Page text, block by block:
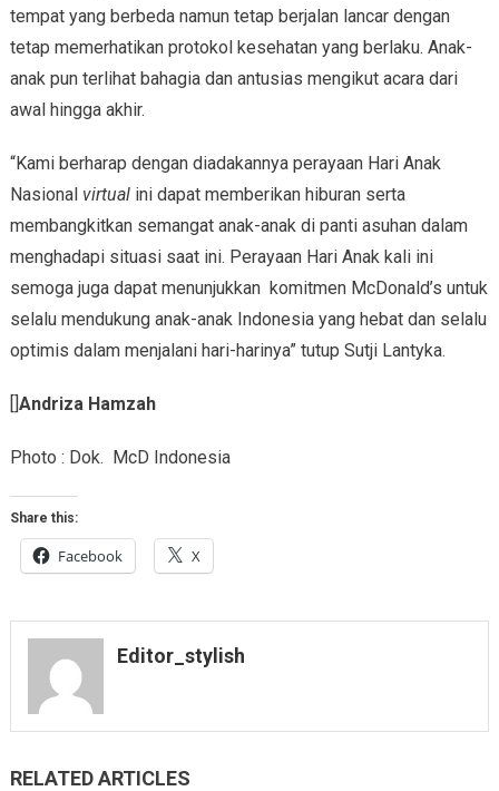
tempat yang berbeda namun tetap berjalan lancar dengan
tetap memerhatikan protokol kesehatan yang berlaku. Anak-
anak pun terlihat bahagia dan antusias mengikut acara dari
awal hingga akhir.
“Kami berharap dengan diadakannya perayaan Hari Anak
Nasional virtualini dapat memberikan hiburan serta
membangkitkan semangat anak-anak di panti asuhan dalam
menghadapi situasi saat ini. Perayaan Hari Anak kali ini
semoga juga dapat menunjukkan komitmen McDonald’s untuk
selalu mendukung anak-anak Indonesia yang hebat dan selalu
optimis dalam menjalani hari-harinya” tutup Sutji Lantyka.
Andriza Hamzah
Photo : Dok. McD Indonesia
Share this:
Facebook X
Editor_stylish
RELATED ARTICLES